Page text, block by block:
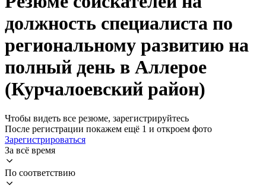
должность специалиста по
региональному развитию на
полный день в Аллерое
(Курчалоевский район)
Чтобы видеть все резюме, зарегистрируйтесь
После регистрации покажем ещё 1 и откроем фото
Зарегистрироваться
За всё время
По соответствию